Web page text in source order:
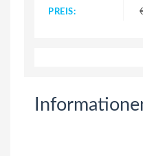
PREIS: